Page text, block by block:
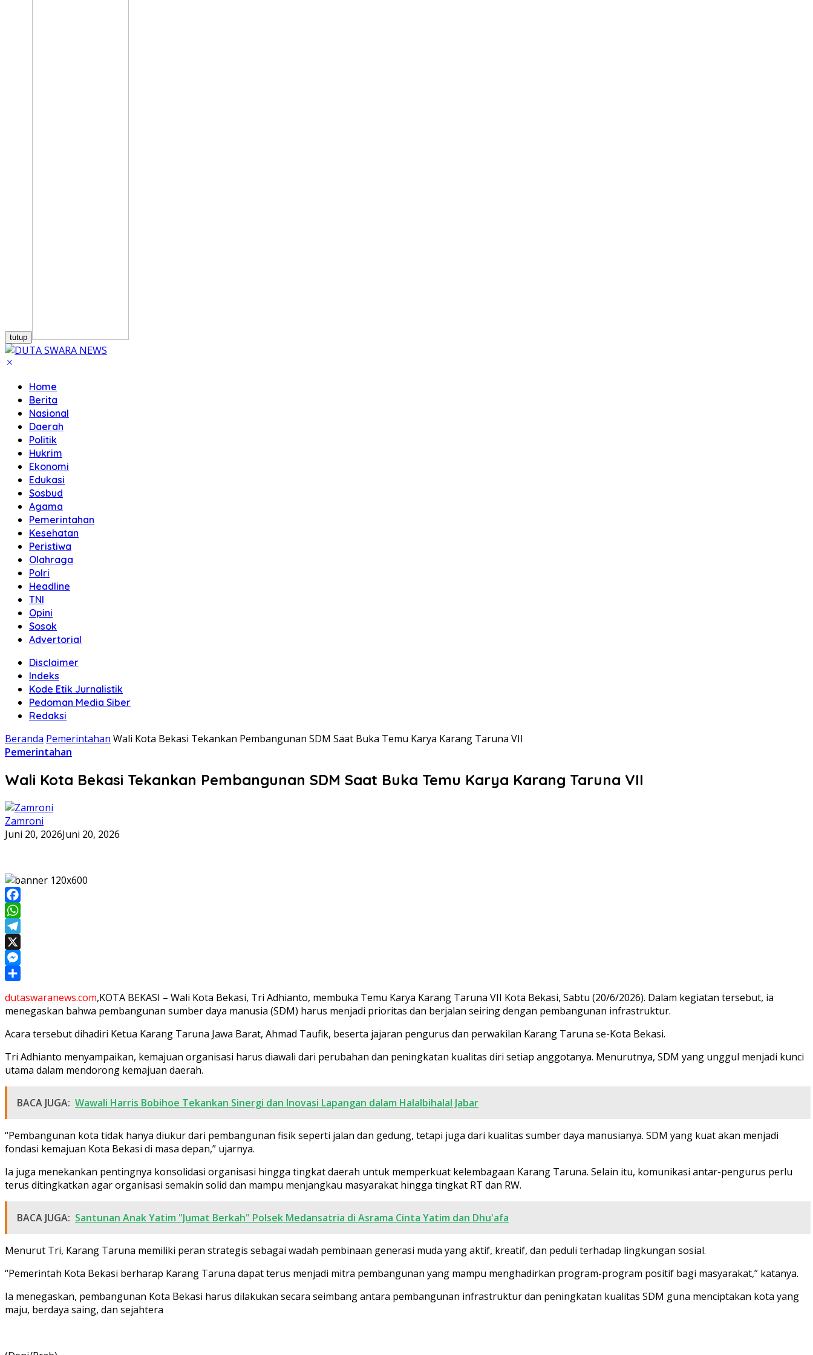
tutup
Home
Berita
Nasional
Daerah
Politik
Hukrim
Ekonomi
Edukasi
Sosbud
Agama
Pemerintahan
Kesehatan
Peristiwa
Olahraga
Polri
Headline
TNI
Opini
Sosok
Advertorial
Disclaimer
Indeks
Kode Etik Jurnalistik
Pedoman Media Siber
Redaksi
Beranda Pemerintahan Wali Kota Bekasi Tekankan Pembangunan SDM Saat Buka Temu Karya Karang Taruna VII
Pemerintahan
Wali Kota Bekasi Tekankan Pembangunan SDM Saat Buka Temu Karya Karang Taruna VII
Zamroni
Juni 20, 2026Juni 20, 2026
Facebook
WhatsApp
Telegram
X
Messenger
dutaswaranews.com,KOTA BEKASI – Wali Kota Bekasi, Tri Adhianto, membuka Temu Karya Karang Taruna VII Kota Bekasi, Sabtu (20/6/2026). Dalam kegiatan tersebut, ia
menegaskan bahwa pembangunan sumber daya manusia (SDM) harus menjadi prioritas dan berjalan seiring dengan pembangunan infrastruktur.
Acara tersebut dihadiri Ketua Karang Taruna Jawa Barat, Ahmad Taufik, beserta jajaran pengurus dan perwakilan Karang Taruna se-Kota Bekasi.
Tri Adhianto menyampaikan, kemajuan organisasi harus diawali dari perubahan dan peningkatan kualitas diri setiap anggotanya. Menurutnya, SDM yang unggul menjadi kunci
utama dalam mendorong kemajuan daerah.
BACA JUGA: Wawali Harris Bobihoe Tekankan Sinergi dan Inovasi Lapangan dalam Halalbihalal Jabar
“Pembangunan kota tidak hanya diukur dari pembangunan fisik seperti jalan dan gedung, tetapi juga dari kualitas sumber daya manusianya. SDM yang kuat akan menjadi
fondasi kemajuan Kota Bekasi di masa depan,” ujarnya.
Ia juga menekankan pentingnya konsolidasi organisasi hingga tingkat daerah untuk memperkuat kelembagaan Karang Taruna. Selain itu, komunikasi antar-pengurus perlu
terus ditingkatkan agar organisasi semakin solid dan mampu menjangkau masyarakat hingga tingkat RT dan RW.
BACA JUGA: Santunan Anak Yatim "Jumat Berkah" Polsek Medansatria di Asrama Cinta Yatim dan Dhu'afa
Menurut Tri, Karang Taruna memiliki peran strategis sebagai wadah pembinaan generasi muda yang aktif, kreatif, dan peduli terhadap lingkungan sosial.
“Pemerintah Kota Bekasi berharap Karang Taruna dapat terus menjadi mitra pembangunan yang mampu menghadirkan program-program positif bagi masyarakat,” katanya.
Ia menegaskan, pembangunan Kota Bekasi harus dilakukan secara seimbang antara pembangunan infrastruktur dan peningkatan kualitas SDM guna menciptakan kota yang
maju, berdaya saing, dan sejahtera